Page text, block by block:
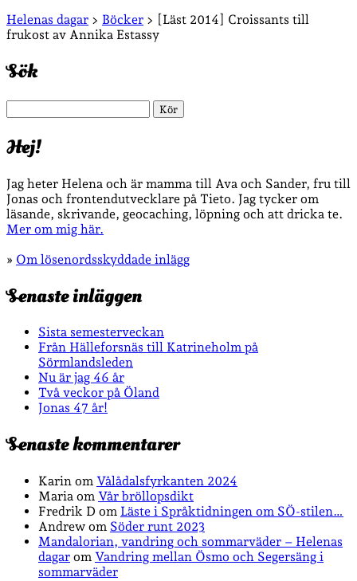
Sidopanel
Helenas dagar > Böcker > [Läst 2014] Croissants till
frukost av Annika Estassy
Sök
Hej!
Jag heter Helena och är mamma till Ava och Sander, fru till
Jonas och frontendutvecklare på Tieto. Jag tycker om
läsande, skrivande, geocaching, löpning och att dricka te.
Mer om mig här.
» Om lösenordsskyddade inlägg
Senaste inläggen
Sista semesterveckan
Från Hälleforsnäs till Katrineholm på
Sörmlandsleden
Nu är jag 46 år
Två veckor på Öland
Jonas 47 år!
Senaste kommentarer
Karin om Vålådalsfyrkanten 2024
Maria om Vår bröllopsdikt
Fredrik D om Läste i Språktidningen om SÖ-stilen…
Andrew om Söder runt 2023
Mandalorian, vandring och sommarväder – Helenas
dagar om Vandring mellan Ösmo och Segersäng i
sommarväder